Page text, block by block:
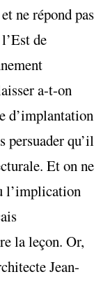
ne répond pas
de
a-t-on
d’implantation
persuader qu’il
Et on ne
l’implication
la leçon. Or,
Jean-